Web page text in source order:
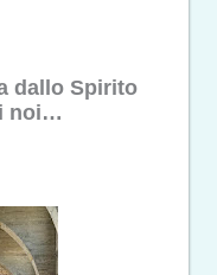
dallo Spirito
noi…